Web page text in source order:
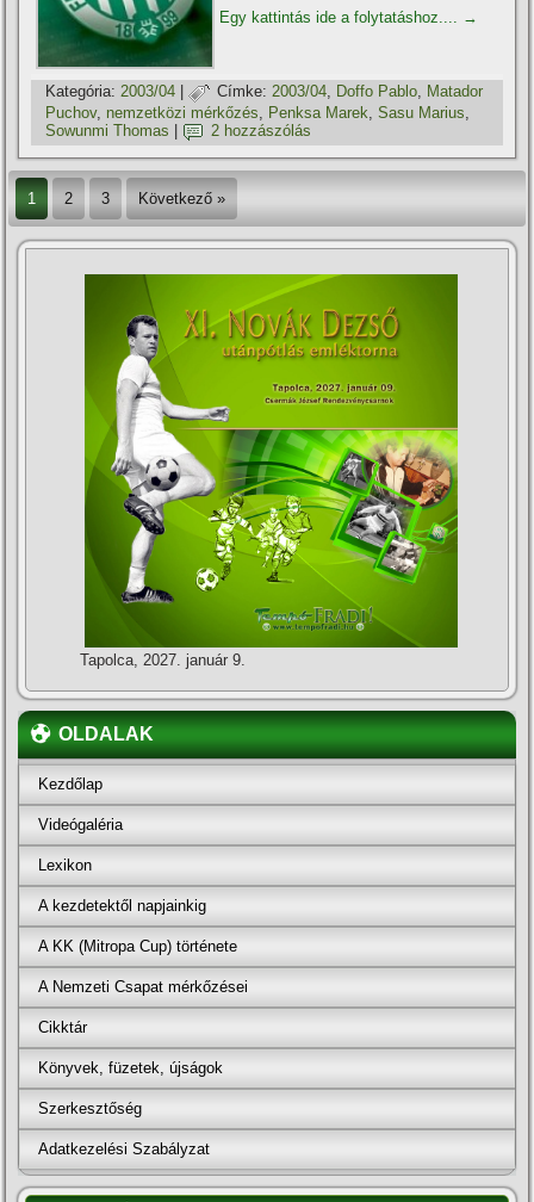
Egy kattintás ide a folytatáshoz.... →
Kategória: 2003/04 Címke: 2003/04 Doffo Pablo
Matador
Puchov, nemzetközi mérkőzés Penksa Marek ,Sasu Marius
Sowunmi Thomas
2 hozzászólás
1 2 3 Következő »
Tapolca, 2027. január 9.
OLDALAK
Kezdőlap
Videógaléria
Lexikon
A kezdetektől napjainkig
A KK (Mitropa Cup) története
A Nemzeti Csapat mérkőzései
Cikktár
Könyvek, füzetek, újságok
Szerkesztőség
Adatkezelési Szabályzat